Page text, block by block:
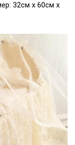
32см х 60см х